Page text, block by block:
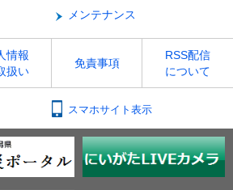
メンテナンス
情報
扱い
免責事項
RSS配信
について
スマホサイト表示